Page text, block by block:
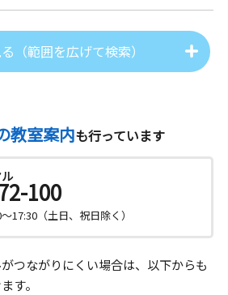
（範囲を広げて検索）
教室案内も行っています
100
17:30（土日、祝日除く）
つながりにくい場合は、以下からも
す。